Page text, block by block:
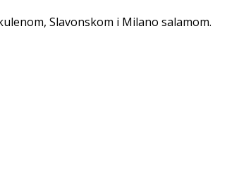
Slavonskom i Milano salamom.